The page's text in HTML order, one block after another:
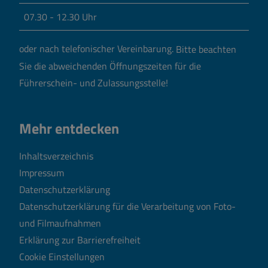
07.30 - 12.30 Uhr
oder nach telefonischer Vereinbarung. Bitte beachten
Sie die abweichenden Öffnungszeiten für die
Führerschein- und Zulassungsstelle!
Mehr entdecken
Inhaltsverzeichnis
Impressum
Datenschutzerklärung
Datenschutzerklärung für die Verarbeitung von Foto-
und Filmaufnahmen
Erklärung zur Barrierefreiheit
Cookie Einstellungen